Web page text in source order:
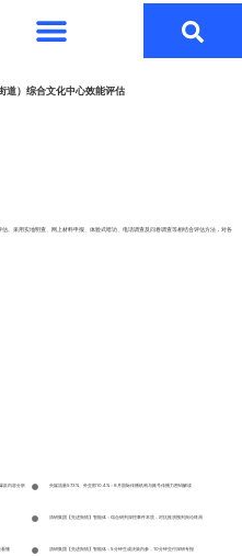
道）综合文化中心效能评估
。采用实地明查、网上材料申报、体验式暗访、电话调查及问卷调查等相结合评估方法，对各
款内容分析 央媒流量57.3%、外交部10.4%：6月国际传播机构与账号传播力密码解读
清研集团【先进舆情】智能体：综合研判深挖事件本质，对抗推演预判舆论终局
懂 清研集团【先进舆情】智能体：5分钟生成决策内参，10分钟交付深研专报